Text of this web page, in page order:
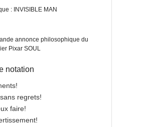
: INVISIBLE MAN
annonce philosophique du
Pixar SOUL
notation
regrets!
faire!